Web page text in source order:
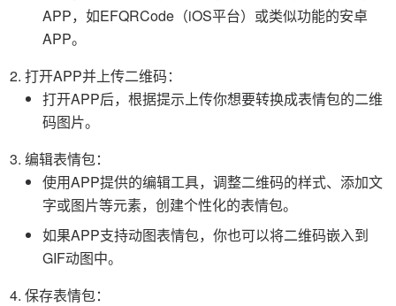
APP，如EFQRCode（iOS平台）或类似功能的安卓
APP。
打开APP并上传二维码：
打开APP后，根据提示上传你想要转换成表情包的二维
码图片。
编辑表情包：
使用APP提供的编辑工具，调整二维码的样式、添加文
字或图片等元素，创建个性化的表情包。
如果APP支持动图表情包，你也可以将二维码嵌入到
GIF动图中。
保存表情包：